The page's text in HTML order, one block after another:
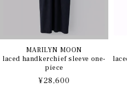
MARILYN MOON
laced handkerchief sleeve one-
piece
通
¥28,600